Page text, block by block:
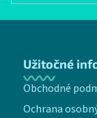
Užitočné
Obchodné
Ochrana